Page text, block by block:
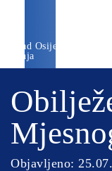
Grad Osijek
Tenja
Objavljeno: